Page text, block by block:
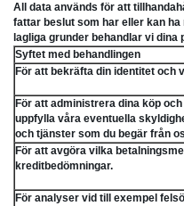
All data används för att
fattar beslut som har eller kan
lagliga grunder behandlar vi dina
Syftet med behandlingen
För att bekräfta din identitet och
För att administrera dina köp
uppfylla våra eventuella
och tjänster som du begär från
För att avgöra vilka
kreditbedömningar.
För analyser vid till exempel